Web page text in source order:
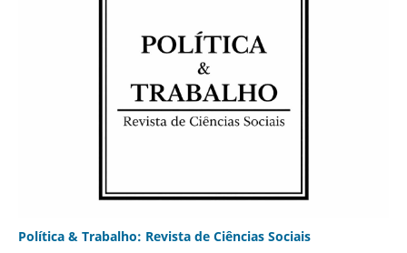
Política & Trabalho: Revista de Ciências Sociais